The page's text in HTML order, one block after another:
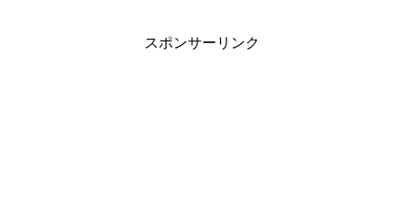
スポンサーリンク